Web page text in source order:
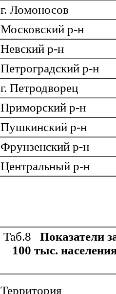
г. Ломоносов
Московский р-н
Невский р-н
Петроградский р-н
г. Петродворец
Приморский р-н
Пушкинский р-н
Фрунзенский р-н
Центральный р-н
Таб.8 Показатели
100 тыс.
Территория